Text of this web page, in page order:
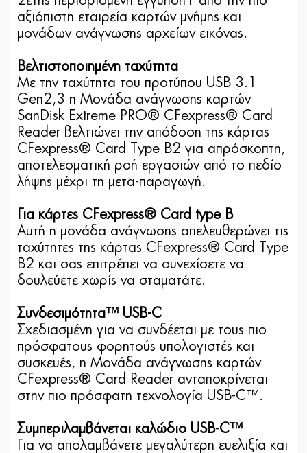
αξιόπιστη εταιρεία καρτών μνήμης και
μονάδων ανάγνωσης αρχείων εικόνας.
Βελτιστοποιημένη ταχύτητα
Με την ταχύτητα του προτύπου USB 3.1
Gen2,3 η Μονάδα ανάγνωσης καρτών
SanDisk Extreme PRO® CFexpress® Card
Reader βελτιώνει την απόδοση της κάρτας
CFexpress® Card Type B2 για απρόσκοπτη,
αποτελεσματική ροή εργασιών από το πεδίο
λήψης μέχρι τη μετα-παραγωγή.
Για κάρτες CFexpress® Card type B
Αυτή η μονάδα ανάγνωσης απελευθερώνει τις
ταχύτητες της κάρτας CFexpress® Card Type
B2 και σας επιτρέπει να συνεχίσετε να
δουλεύετε χωρίς να σταματάτε.
Συνδεσιμότητα™ USB-C
Σχεδιασμένη για να συνδέεται με τους πιο
πρόσφατους φορητούς υπολογιστές και
συσκευές, η Μονάδα ανάγνωσης καρτών
CFexpress® Card Reader ανταποκρίνεται
στην πιο πρόσφατη τεχνολογία USB-C™.
Συμπεριλαμβάνεται καλώδιο USB-C™
Για να απολαμβάνετε μεγαλύτερη ευελιξία και